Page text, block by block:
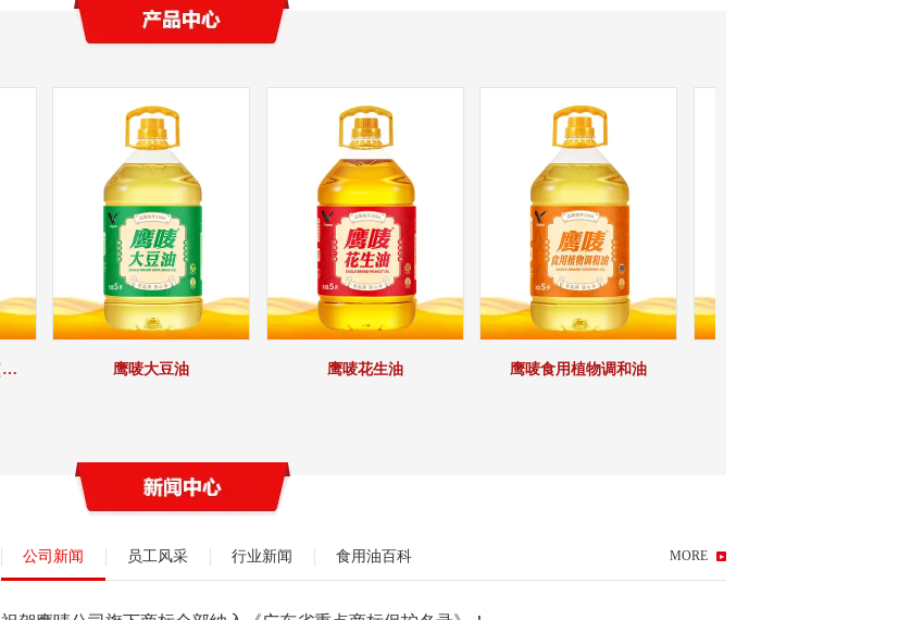
鹰唛大豆油 鹰唛花生油 鹰唛食用植物调和油
公司新闻 员工风采 行业新闻 食用油百科 MORE